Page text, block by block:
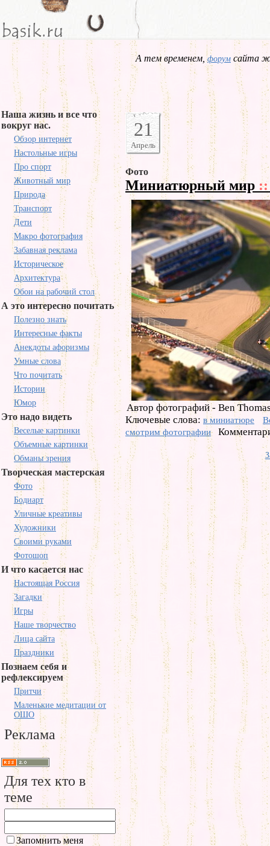
А тем временем,форум сайта
Наша жизнь и все что
вокруг нас.
Обзор интернет
Настольные игры
Про спорт
Животный мир
Природа
Транспорт
Дети
Макро фотография
Забавная реклама
Историческое
Архитектура
Обои на рабочий стол
А это интересно почитать
Полезно знать
Интересные факты
Анекдоты афоризмы
Умные слова
Что почитать
Истории
Юмор
Это надо видеть
Веселые картинки
Объемные картинки
Обманы зрения
Творческая мастерская
Фото
Бодиарт
Уличные креативы
Художники
Своими руками
Фотошоп
И что касается нас
Настоящая Россия
Загадки
Игры
Наше творчество
Лица сайта
Праздники
Познаем себя и
рефлексируем
Притчи
Маленькие медитации от
ОШО
Реклама
Для тех кто в
теме
Запомнить меня
21
Апрель
Фото
Миниатюрный мир ::
Автор фотографий - Ben
Ключевые слова: в миниатюре
смотрим фотографии